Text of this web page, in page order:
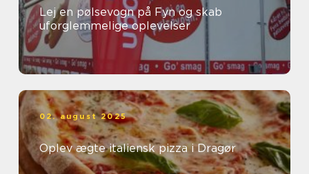
Lej en pølsevogn på Fyn og skab
uforglemmelige oplevelser
02. august 2025
Oplev ægte italiensk pizza i Dragør